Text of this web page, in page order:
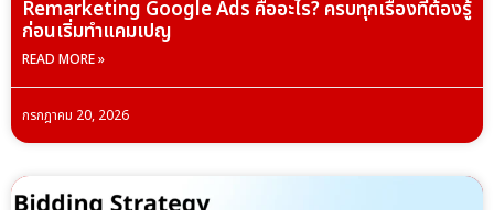
Remarketing Google Ads คืออะไร? ครบทุกเรื่องที่ต้องรู้
ก่อนเริ่มทำแคมเปญ
READ MORE »
กรกฎาคม 20, 2026